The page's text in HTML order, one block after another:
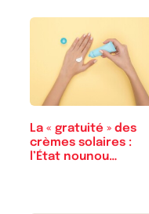
La « gratuité » des
crèmes solaires :
l’État nounou…